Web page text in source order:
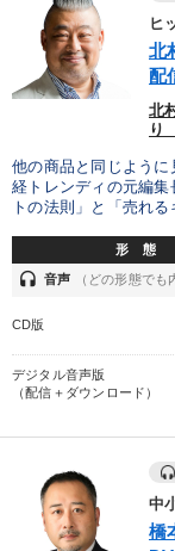
ヒ
北
配
北
り
他の商品と同じように
経トレンディの元編集
トの法則」と「売れ
形 態
headset 音声 （どの形態でも
CD版
デジタル音声版
（配信＋ダウンロード）
中
橋